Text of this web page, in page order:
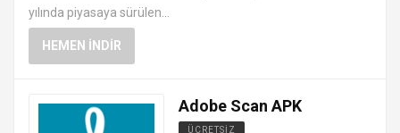
yılında piyasaya sürülen...
HEMEN İNDIR
Adobe Scan APK
ÜCRETSIZ